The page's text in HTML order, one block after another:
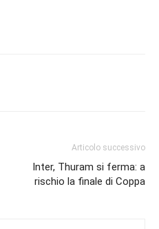
Articolo successivo
Inter, Thuram si ferma: a
rischio la finale di Coppa